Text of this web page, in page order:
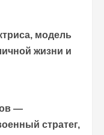
модель
жизни и
—
стратег,